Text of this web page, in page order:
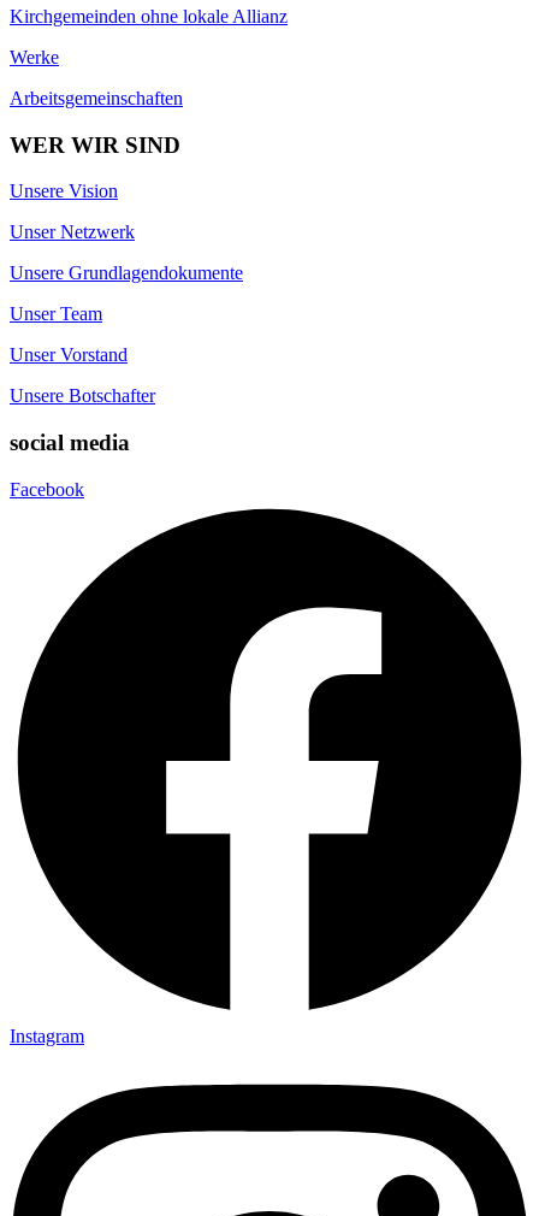
Kirchgemeinden ohne lokale Allianz
Werke
Arbeitsgemeinschaften
WER WIR SIND
Unsere Vision
Unser Netzwerk
Unsere Grundlagendokumente
Unser Team
Unser Vorstand
Unsere Botschafter
social media
Facebook
Instagram